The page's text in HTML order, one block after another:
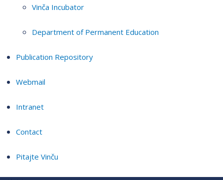
Vinča Incubator
Department of Permanent Education
Publication Repository
Webmail
Intranet
Contact
Pitajte Vinču